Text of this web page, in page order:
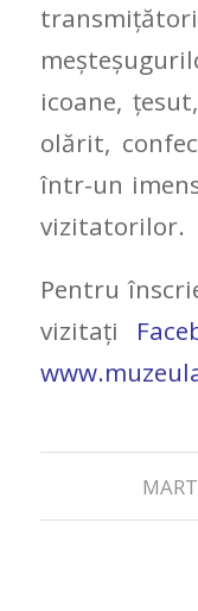
icoane,
olărit,
într-un
vizitatorilor.
Pentru
vizitați